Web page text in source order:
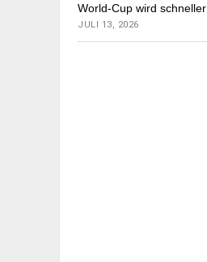
World-Cup wird schneller
JULI 13, 2026